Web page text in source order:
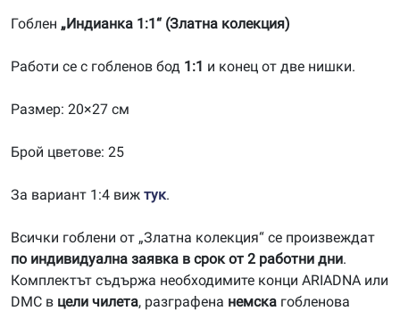
Гоблен „Индианка 1:1“ (Златна колекция)
Работи се с гобленов бод 1:1 и конец от две нишки.
Размер: 20×27 см
Брой цветове: 25
За вариант 1:4 виж тук.
Всички гоблени от „Златна колекция“ се произвеждат
по индивидуална заявка в срок от 2 работни дни.
Комплектът съдържа необходимите конци ARIADNA или
DMC в цели чилета, разграфена немска гобленова